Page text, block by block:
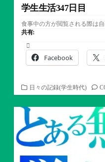
学生生活347日目
食事中の方が閲覧される際は
共有:
Facebook
カ
テ
ゴ
ー
日々の記録(学生時代)